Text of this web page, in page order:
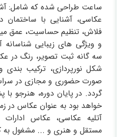
ساعت طراحی شده که شامل:
عکاسی، آشنایی با ساختمان
فلاش، تنظیم حساسیت، عمق
و ویژگی های زیبایی شناسانه
سه گانه ثبت تصویر، رنگ در
شکل نورپردازی، ترکیب
صورت حضوری و مجازی در
گردد. در پایان دوره، هنرجو
خواهد بود به عنوان عکاس در
آتلیه عکاسی، عکاس
مستقل و هنری و ... مشغول به